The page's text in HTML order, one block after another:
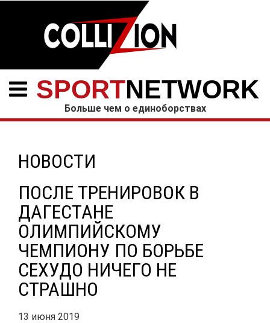
SPORTNETWORK
Больше чем о единоборствах
НОВОСТИ
ПОСЛЕ ТРЕНИРОВОК В
ДАГЕСТАНЕ
ОЛИМПИЙСКОМУ
ЧЕМПИОНУ ПО БОРЬБЕ
СЕХУДО НИЧЕГО НЕ
СТРАШНО
13 июня 2019